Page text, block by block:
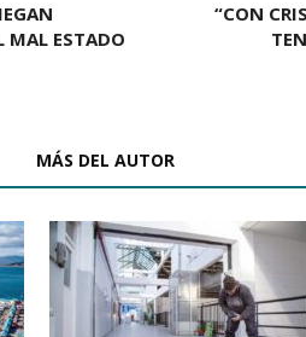
MAL ESTADO
“CON
MÁS DEL AUTOR